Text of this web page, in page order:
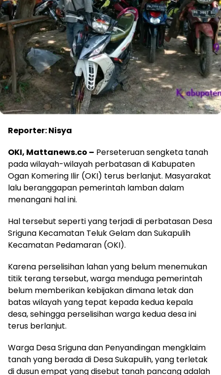
Reporter: Nisya
OKI, Mattanews.co – Perseteruan sengketa tanah
pada wilayah-wilayah perbatasan di Kabupaten
Ogan Komering Ilir (OKI) terus berlanjut. Masyarakat
lalu beranggapan pemerintah lamban dalam
menangani hal ini.
Hal tersebut seperti yang terjadi di perbatasan Desa
Sriguna Kecamatan Teluk Gelam dan Sukapulih
Kecamatan Pedamaran (OKI).
Karena perselisihan lahan yang belum menemukan
titik terang tersebut, warga menduga pemerintah
belum memberikan kebijakan dimana letak dan
batas wilayah yang tepat kepada kedua kepala
desa, sehingga perselisihan warga kedua desa ini
terus berlanjut.
Warga Desa Sriguna dan Penyandingan mengklaim
tanah yang berada di Desa Sukapulih, yang terletak
di dusun empat yang disebut tanah pancang adalah